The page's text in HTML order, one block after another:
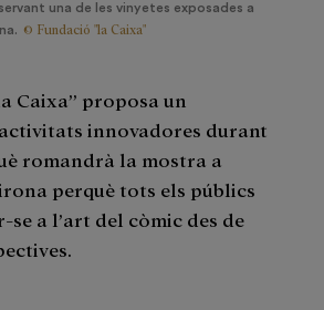
una de les vinyetes exposades a
© Fundació "la Caixa"
Caixa” proposa un
innovadores durant
romandrà la mostra a
perquè tots els públics
se a l’art del còmic des de